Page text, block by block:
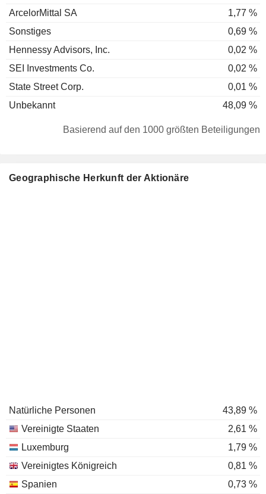
ArcelorMittal SA
1,77 %
Sonstiges
0,69 %
Hennessy Advisors, Inc.
0,02 %
SEI Investments Co.
0,02 %
State Street Corp.
0,01 %
Unbekannt
48,09 %
Basierend auf den 1000 größten Beteiligungen
Geographische Herkunft der Aktionäre
Natürliche Personen
43,89 %
Vereinigte Staaten
2,61 %
Luxemburg
1,79 %
Vereinigtes Königreich
0,81 %
Spanien
0,73 %